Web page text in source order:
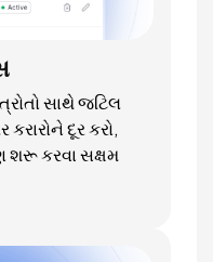
સાથે જટિલ
દૂર કરો,
કરવા સક્ષમ